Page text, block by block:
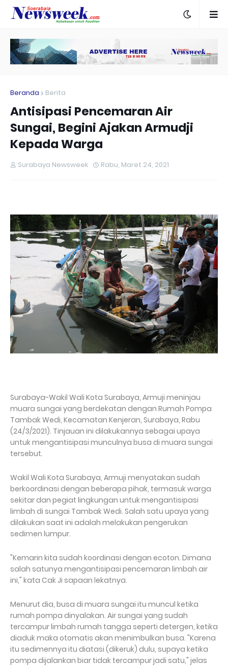
Beranda Berita
Antisipasi Pencemaran Air
Sungai, Begini Ajakan Armudji
Kepada Warga
Surabaya Newsweek Rabu, Maret 24, 2021
Surabaya-Wakil Wali Kota Surabaya, Armuji meninjau
muara sungai yang berdekatan dengan Rumah Pompa
Tambak Wedi, Kecamatan Kenjeran, Surabaya, Rabu
(24/3/2021). Tinjauan ini dilakukannya sebagai upaya
untuk mengantisipasi munculnya busa di muara sungai
tersebut.
Wakil Wali Kota Surabaya, Armuji menyatakan sudah
berkoordinasi dengan beberapa pihak, termasuk warga
sekitar dan pegiat lingkungan untuk mengantisipasi
limbah di sungai Tambak Wedi. Salah satu upaya yang
dilakukan saat ini adalah melakukan pengerukan
sedimen lumpur.
"Kemarin kita sudah koordinasi dengan ecoton. Dimana
salah satunya mengantisipasi pencemaran limbah air
ini," kata Cak Ji sapaan lekatnya.
Menurut dia, busa di muara sungai itu muncul ketika
rumah pompa dinyalakan. Air sungai yang sudah
tercampur limbah rumah tangga seperti detergen, ketika
diaduk maka otomatis akan menimbulkan busa. "Karena
itu sedimennya itu diatasi (dikeruk) dulu, supaya ketika
pompa dijalankan biar tidak tercampur jadi satu," jelas